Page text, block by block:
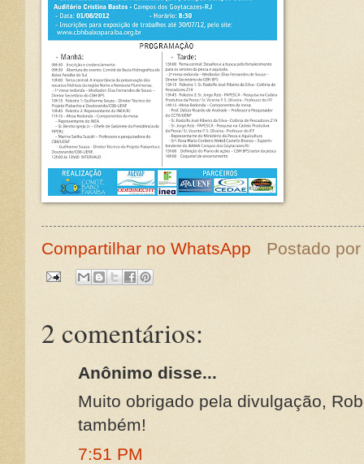
Compartilhar no WhatsApp Postado
2 comentários:
Anônimo disse...
Muito obrigado pela divulgação,
também!
7:51 PM